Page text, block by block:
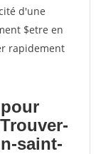
d'une
$etre en
rapidement
saint-